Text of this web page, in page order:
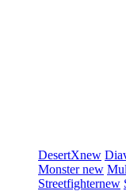
DesertXnew
Monsternew
Streetfighternew